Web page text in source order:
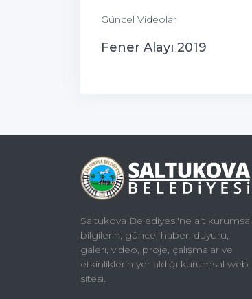
Güncel Videolar
Fener Alayı 2019
Saltukova Belediyesi'ne ait kurumsal
bilgilerin, güncel haber, duyuru,
galeri, video, proje, çalışmalar ve
etkinliklerin yer aldığı kurumsal web
sitesi.